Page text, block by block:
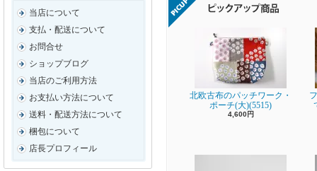
当店について
支払・配送について
お問合せ
ショップブログ
当店のご利用方法
お支払い方法について
送料・配送方法について
梱包について
店長プロフィール
北欧古布のパッチワーク・
ポーチ(大)(5515)
4,600円